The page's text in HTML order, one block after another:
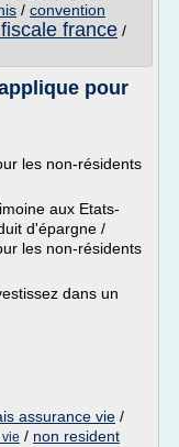
/ convention
france /
pour
les non-résidents
aux Etats-
d'épargne /
les non-résidents
dans un
assurance vie /
/ non resident